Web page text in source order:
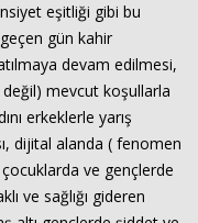
eşitliği gibi bu
gün kahir
devam edilmesi,
değil) mevcut koşullarla
erkeklerle yarış
dijital alanda ( fenomen
ve gençlerde
ve sağlığı gideren